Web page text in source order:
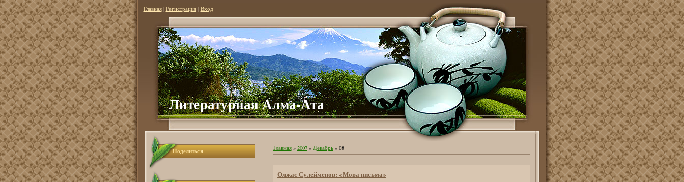
Главная| Регистрация| Вход
Литературная Алма-Ата
Поделиться Главная» 2007 » Декабрь » 08
Олжас Сулейменов: «Мова письма»